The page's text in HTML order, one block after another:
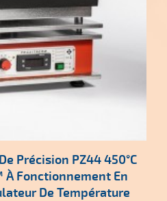
Précision PZ44 450°C
Fonctionnement En
De Température